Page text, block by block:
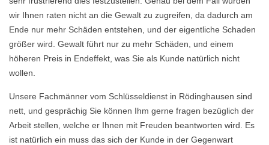
wir Ihnen raten nicht an die Gewalt zu zugreifen, da dadurch am
Ende nur mehr Schäden entstehen, und der eigentliche Schaden
größer wird. Gewalt führt nur zu mehr Schäden, und einem
höheren Preis in Endeffekt, was Sie als Kunde natürlich nicht
wollen.
Unsere Fachmänner vom Schlüsseldienst in Rödinghausen sind
nett, und gesprächig Sie können Ihm gerne fragen bezüglich der
Arbeit stellen, welche er Ihnen mit Freuden beantworten wird. Es
ist natürlich ein muss das sich der Kunde in der Gegenwart